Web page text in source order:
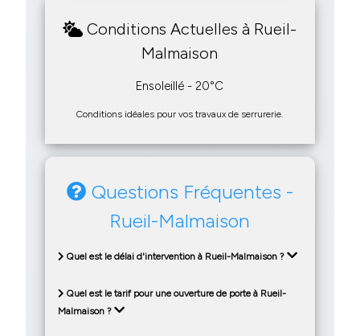
Conditions Actuelles à Rueil-
Malmaison
Ensoleillé - 20°C
Conditions idéales pour vos travaux de serrurerie.
Questions Fréquentes -
Rueil-Malmaison
Quel est le délai d'intervention à Rueil-Malmaison ?
Quel est le tarif pour une ouverture de porte à Rueil-
Malmaison ?